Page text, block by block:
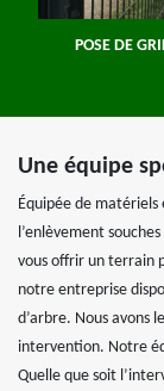
POSE DE
Une équipe
Équipée de
l’enlèvement
vous offrir un terrain
notre entreprise
d’arbre. Nous avons
intervention. Notre
Quelle que soit